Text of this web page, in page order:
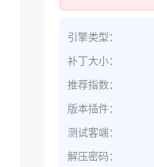
引擎类型：
补丁大小：
推荐指数：
版本插件：
测试客端：
解压密码：